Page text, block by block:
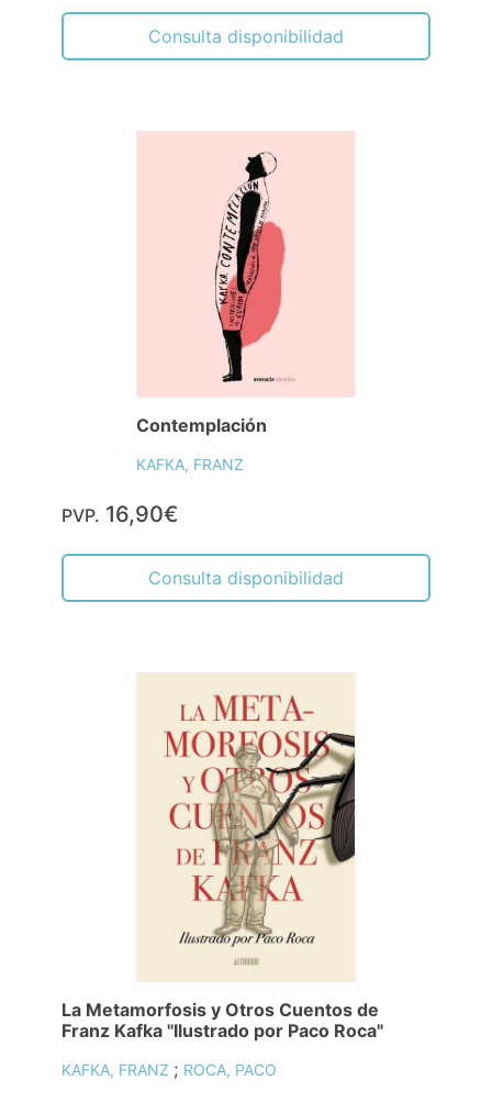
Consulta disponibilidad
Contemplación
KAFKA, FRANZ
PVP. 16,90€
Consulta disponibilidad
La Metamorfosis y Otros Cuentos de
Franz Kafka "Ilustrado por Paco Roca"
KAFKA, FRANZ ; ROCA, PACO